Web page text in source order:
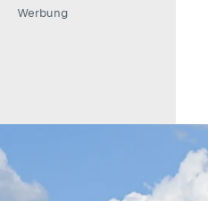
Werbung